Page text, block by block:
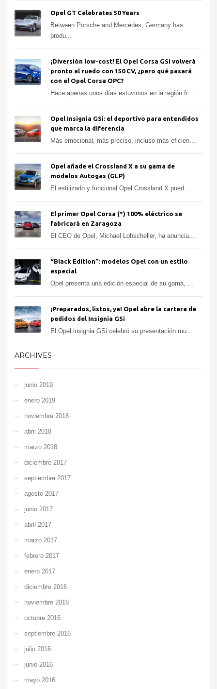
Opel GT Celebrates 50 Years
Between Porsche and Mercedes, Germany has
produ...
¡Diversión low-cost! El Opel Corsa GSi volverá
pronto al ruedo con 150 CV, ¿pero qué pasará
con el Opel Corsa OPC?
Hace apenas unos días estuvimos en la región fr...
Opel Insignia GSi: el deportivo para entendidos
que marca la diferencia
Más emocional, más preciso, incluso más eficien...
Opel añade el Crossland X a su gama de
modelos Autogas (GLP)
El estilizado y funcional Opel Crossland X pued...
El primer Opel Corsa (*) 100% eléctrico se
fabricará en Zaragoza
El CEO de Opel, Michael Lohscheller, ha anuncia...
“Black Edition”: modelos Opel con un estilo
especial
Opel presenta una edición especial de su gama, ...
¡Preparados, listos, ya! Opel abre la cartera de
pedidos del Insignia GSi
El Opel insignia GSi celebró su presentación mu...
ARCHIVES
junio 2019
enero 2019
noviembre 2018
abril 2018
marzo 2018
diciembre 2017
septiembre 2017
agosto 2017
junio 2017
abril 2017
marzo 2017
febrero 2017
enero 2017
diciembre 2016
noviembre 2016
octubre 2016
septiembre 2016
julio 2016
junio 2016
mayo 2016